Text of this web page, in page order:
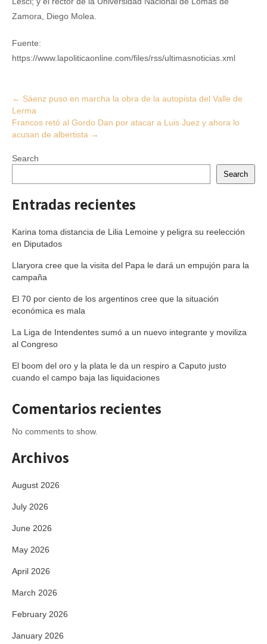
Zamora, Diego Molea.
Fuente:
https://www.lapoliticaonline.com/files/rss/ultimasnoticias.xml
Post
navigation
← Sáenz puso en marcha la obra de la autopista del Valle de
Lerma
Francos retó al Gordo Dan por atacar a Luis Juez y ahora lo
acusan de albertista →
Search
Search
Entradas recientes
Karina toma distancia de Lilia Lemoine y peligra su reelección
en Diputados
Llaryora cree que la visita del Papa le dará un empujón para la
campaña
El 70 por ciento de los argentinos cree que la situación
económica es mala
La Liga de Intendentes sumó a un nuevo integrante y moviliza
al Congreso
El boom del oro y la plata le da un respiro a Caputo justo
cuando el campo baja las liquidaciones
Comentarios recientes
No comments to show.
Archivos
August 2026
July 2026
June 2026
May 2026
April 2026
March 2026
February 2026
January 2026